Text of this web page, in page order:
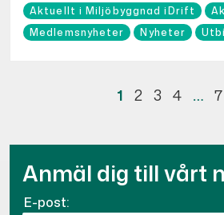
Aktuellt i Miljöbyggnad iDrift
Medlemsnyheter
Nyheter
1 2 3 4 … 7
Anmäl dig till vårt
E-post: